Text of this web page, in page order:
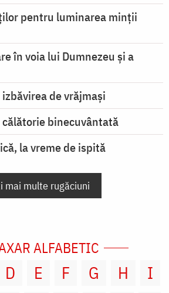
pentru luminarea minţii
în voia lui Dumnezeu şi a
de vrăjmași
binecuvântată
la vreme de ispită
mai multe rugăciuni
ALFABETIC
D E F G H
I